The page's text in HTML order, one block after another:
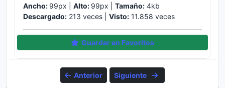
Ancho: 99px | Alto: 99px | Tamaño: 4kb
Descargado: 213 veces | Visto: 11.858 veces
Guardar en Favoritos
Anterior Siguiente